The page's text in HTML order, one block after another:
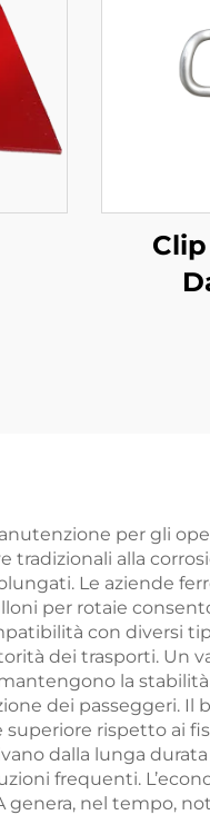
per gli
alla
Le aziende
per rotaie
con diversi
dei trasporti. Un
la stabilità
dei passeggeri. Il
rispetto ai
dalla lunga
frequenti.
genera, nel tempo,